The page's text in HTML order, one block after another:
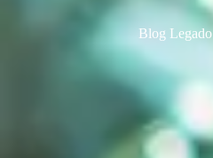
Blog Legado